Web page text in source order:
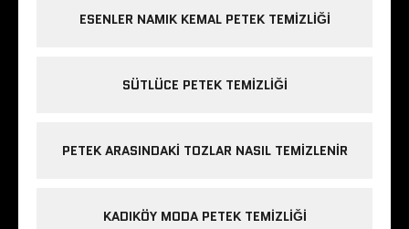
ESENLER NAMIK KEMAL PETEK TEMIZLIĞI
SÜTLÜCE PETEK TEMIZLIĞI
PETEK ARASINDAKI TOZLAR NASIL TEMIZLENIR
KADIKÖY MODA PETEK TEMIZLIĞI